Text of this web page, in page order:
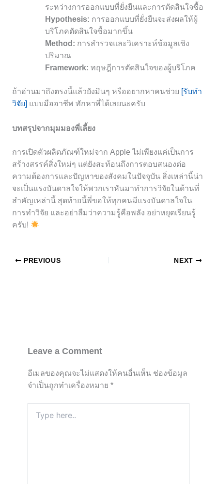
ระหว่างการออกแบบที่ยั่งยืนและการตัดสินใจซื้อ
Hypothesis: การออกแบบที่ยั่งยืนจะส่งผลให้ผู้
บริโภคตัดสินใจซื้อมากขึ้น
Method: การสำรวจและวิเคราะห์ข้อมูลเชิง
ปริมาณ
Framework: ทฤษฎีการตัดสินใจของผู้บริโภค
ถ้าอ่านมาถึงตรงนี้แล้วยังมึนๆ หรืออยากหาคนช่วย [รับทำ
วิจัย] แบบมืออาชีพ ทักหาพี่ได้เลยนะครับ
บทสรุปจากมุมมองพี่เลี้ยง
การเปิดตัวผลิตภัณฑ์ใหม่จาก Apple ไม่เพียงแค่เป็นการ
สร้างสรรค์สิ่งใหม่ๆ แต่ยังสะท้อนถึงการตอบสนองต่อ
ความต้องการและปัญหาของสังคมในปัจจุบัน สิ่งเหล่านี้น่า
จะเป็นแรงบันดาลใจให้พวกเราหันมาทำการวิจัยในด้านที่
สำคัญเหล่านี้ สุดท้ายนี้พี่ขอให้ทุกคนมีแรงบันดาลใจใน
การทำวิจัย และอย่าลืมว่าความรู้คือพลัง อย่าหยุดเรียนรู้
ครับ!
PREVIOUS NEXT
Leave a Comment
อีเมลของคุณจะไม่แสดงให้คนอื่นเห็น ช่องข้อมูล
จำเป็นถูกทำเครื่องหมาย *
here..